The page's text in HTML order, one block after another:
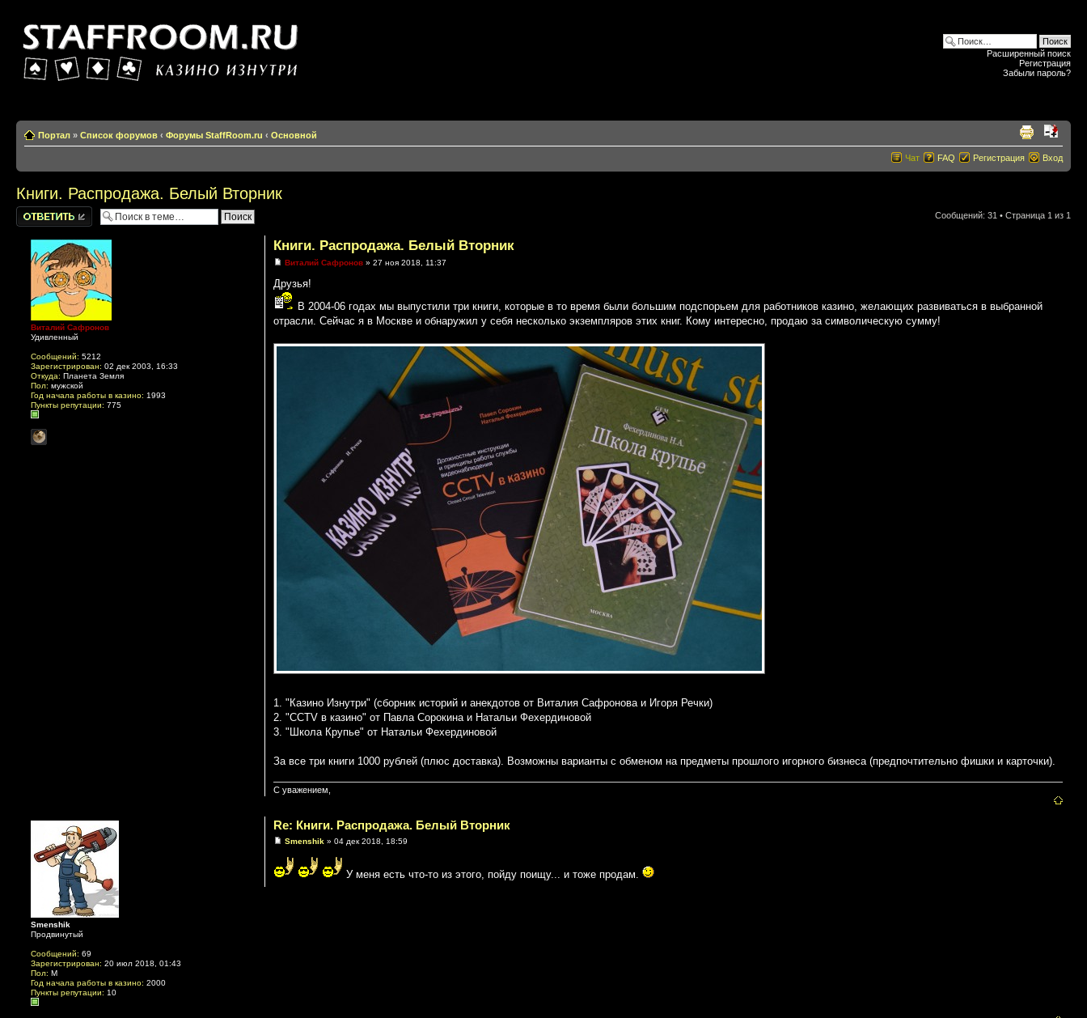
Расширенный поиск
Регистрация
Забыли пароль?
Портал » Список форумов ‹ Форумы StaffRoom.ru ‹ Основной
Чат FAQ Регистрация Вход
Книги. Распродажа. Белый Вторник
Написать
комментарии
Сообщений: 31 • Страница 1 из 1
Книги. Распродажа. Белый Вторник
Виталий Сафронов » 27 ноя 2018, 11:37
Друзья!
В 2004-06 годах мы выпустили три книги, которые в то время были большим подспорьем для работников казино, желающих развиваться в выбранной
отрасли. Сейчас я в Москве и обнаружил у себя несколько экземпляров этих книг. Кому интересно, продаю за символическую сумму!
1. "Казино Изнутри" (сборник историй и анекдотов от Виталия Сафронова и Игоря Речки)
2. "CCTV в казино" от Павла Сорокина и Натальи Фехердиновой
3. "Школа Крупье" от Натальи Фехердиновой
За все три книги 1000 рублей (плюс доставка). Возможны варианты с обменом на предметы прошлого игорного бизнеса (предпочтительно фишки и карточки).
С уважением,
Виталий Сафронов
Удивленный
Сообщений: 5212
Зарегистрирован: 02 дек 2003, 16:33
Откуда: Планета Земля
Пол: мужской
Год начала работы в казино: 1993
Пункты репутации: 775
Re: Книги. Распродажа. Белый Вторник
Smenshik » 04 дек 2018, 18:59
У меня есть что-то из этого, пойду поищу... и тоже продам.
Smenshik
Продвинутый
Сообщений: 69
Зарегистрирован: 20 июл 2018, 01:43
Пол: М
Год начала работы в казино: 2000
Пункты репутации: 10